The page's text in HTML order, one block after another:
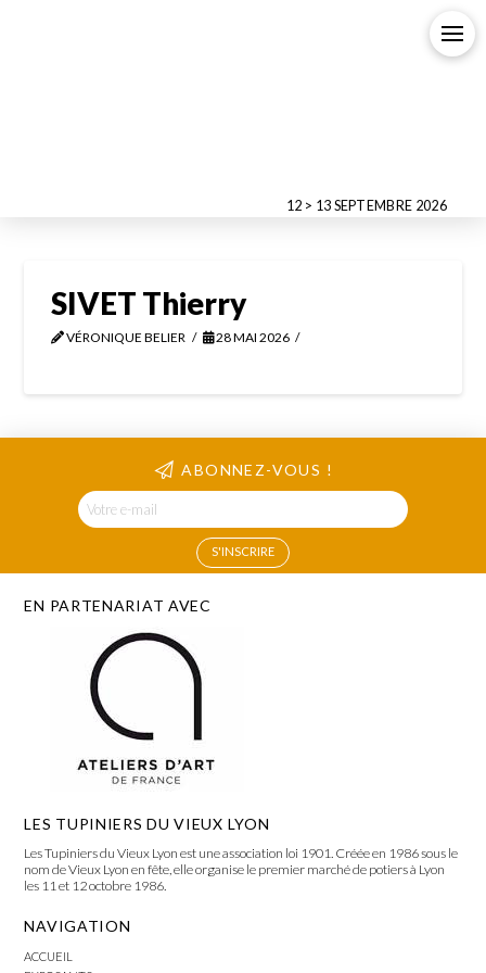
12 > 13 SEPTEMBRE 2026
SIVET Thierry
VÉRONIQUE BELIER 28 MAI 2026
ABONNEZ-VOUS !
EN PARTENARIAT AVEC
LES TUPINIERS DU VIEUX LYON
Les Tupiniers du Vieux Lyon est une association loi 1901. Créée en 1986 sous le
nom de Vieux Lyon en fête, elle organise le premier marché de potiers à Lyon
les 11 et 12 octobre 1986.
NAVIGATION
ACCUEIL